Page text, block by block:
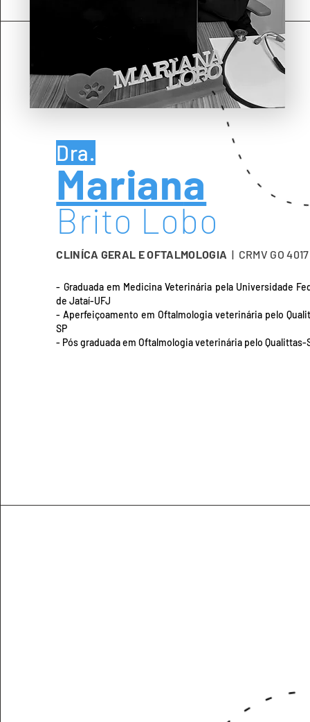
Dra.
Mariana
Brito Lobo
CLINÍCA GERAL E OFTALMOLOGIA | CRMV GO 4017
- Graduada em Medicina Veterinária pela Universidade
de Jataí-UFJ
- Aperfeiçoamento em Oftalmologia veterinária pelo
SP
- Pós graduada em Oftalmologia veterinária pelo Qualittas-